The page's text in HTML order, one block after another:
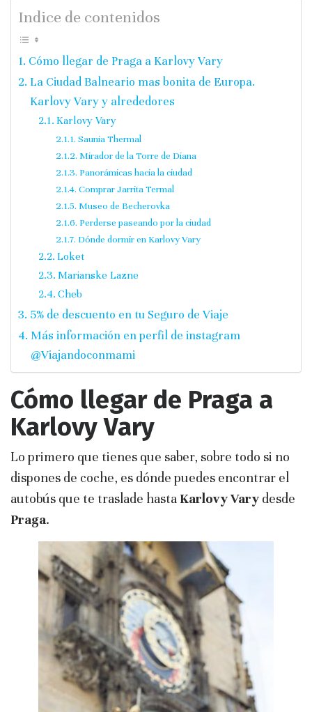
Indice de contenidos
Cómo llegar de Praga a Karlovy Vary
La Ciudad Balneario mas bonita de Europa.
Karlovy Vary y alrededores
Karlovy Vary
Saunia Thermal
Mirador de la Torre de Diana
Panorámicas hacia la ciudad
Comprar Jarrita Termal
Museo de Becherovka
Perderse paseando por la ciudad
Dónde dormir en Karlovy Vary
Loket
Marianske Lazne
Cheb
5% de descuento en tu Seguro de Viaje
Más información en perfil de instagram
@Viajandoconmami
Cómo llegar de Praga a
Karlovy Vary
Lo primero que tienes que saber, sobre todo si no
dispones de coche, es dónde puedes encontrar el
autobús que te traslade hasta Karlovy Vary desde
Praga.